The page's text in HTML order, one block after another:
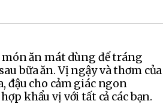
món ăn mát dùng để tráng
bữa ăn. Vị ngậy và thơm của
đậu cho cảm giác ngon
khẩu vị với tất cả các bạn.